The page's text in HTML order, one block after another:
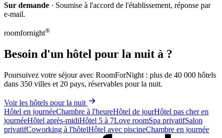
Sur demande · Soumise à l'accord de l'établissement, réponse par
e-mail.
roomfornight®
Besoin d'un hôtel pour la nuit à ?
Poursuivez votre séjour avec RoomForNight : plus de 40 000 hôtels
dans 350 villes et 20 pays, réservables pour la nuit.
Voir les hôtels pour la nuit
Hôtel en journéeChambre à l'heureHôtel de jourHôtel pas cher en
journéeHôtel après-midiHôtel 5 à 7Love roomSpa privatifSalon
privatifCoworking à l'hôtelHôtel avec piscineChambre en journée